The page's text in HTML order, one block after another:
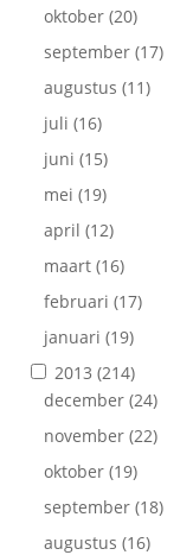
oktober (20)
september (17)
augustus (11)
juli (16)
juni (15)
mei (19)
april (12)
maart (16)
februari (17)
januari (19)
2013 (214)
december (24)
november (22)
oktober (19)
september (18)
augustus (16)